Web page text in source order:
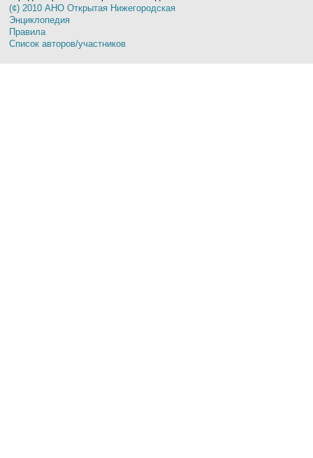
(¢) 2010 АНО Открытая Нижегородская
Энциклопедия
Правила
Список авторов/участников